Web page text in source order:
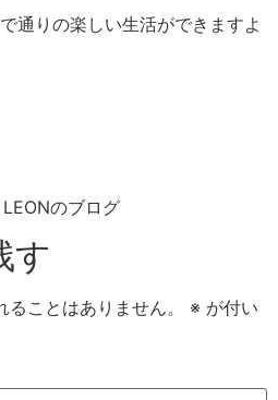
通りの楽しい生活ができますよ
のブログ
す
ことはありません。 ※ が付い